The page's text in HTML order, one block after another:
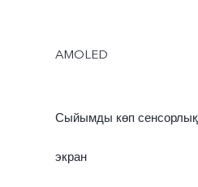
AMOLED
Сыйымды көп сенсорлық
экран